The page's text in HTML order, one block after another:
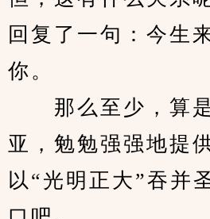
回复了一句：今生
你。
那么至少，算是
亚，勉勉强强地提
以“光明正大”吞并